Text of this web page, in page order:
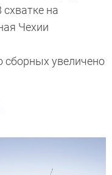
на
Чехии
сборных увеличено